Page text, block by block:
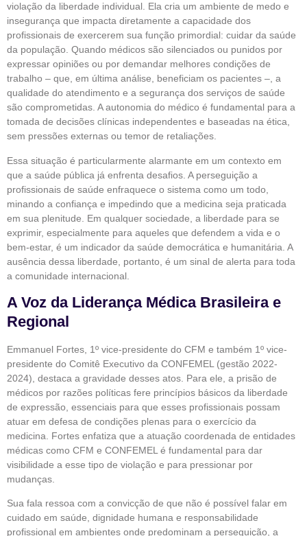
violação da liberdade individual. Ela cria um ambiente de medo e
insegurança que impacta diretamente a capacidade dos
profissionais de exercerem sua função primordial: cuidar da saúde
da população. Quando médicos são silenciados ou punidos por
expressar opiniões ou por demandar melhores condições de
trabalho – que, em última análise, beneficiam os pacientes –, a
qualidade do atendimento e a segurança dos serviços de saúde
são comprometidas. A autonomia do médico é fundamental para a
tomada de decisões clínicas independentes e baseadas na ética,
sem pressões externas ou temor de retaliações.
Essa situação é particularmente alarmante em um contexto em
que a saúde pública já enfrenta desafios. A perseguição a
profissionais de saúde enfraquece o sistema como um todo,
minando a confiança e impedindo que a medicina seja praticada
em sua plenitude. Em qualquer sociedade, a liberdade para se
exprimir, especialmente para aqueles que defendem a vida e o
bem-estar, é um indicador da saúde democrática e humanitária. A
ausência dessa liberdade, portanto, é um sinal de alerta para toda
a comunidade internacional.
A Voz da Liderança Médica Brasileira e
Regional
Emmanuel Fortes, 1º vice-presidente do CFM e também 1º vice-
presidente do Comitê Executivo da CONFEMEL (gestão 2022-
2024), destaca a gravidade desses atos. Para ele, a prisão de
médicos por razões políticas fere princípios básicos da liberdade
de expressão, essenciais para que esses profissionais possam
atuar em defesa de condições plenas para o exercício da
medicina. Fortes enfatiza que a atuação coordenada de entidades
médicas como CFM e CONFEMEL é fundamental para dar
visibilidade a esse tipo de violação e para pressionar por
mudanças.
Sua fala ressoa com a convicção de que não é possível falar em
cuidado em saúde, dignidade humana e responsabilidade
profissional em ambientes onde predominam a perseguição, a